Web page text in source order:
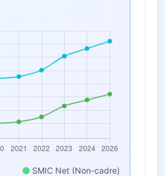
SMIC Net (Non-cadre)